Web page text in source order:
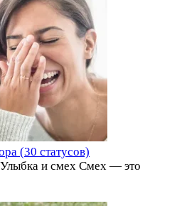
(30 статусов)
и смех Смех — это